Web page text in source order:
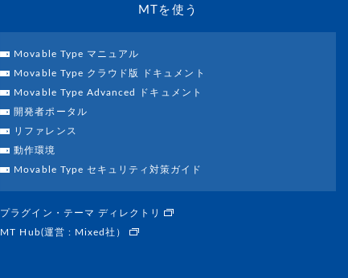
MTを使う
Movable Type マニュアル
Movable Type クラウド版 ドキュメント
Movable Type Advanced ドキュメント
開発者ポータル
リファレンス
動作環境
Movable Type セキュリティ対策ガイド
プラグイン・テーマ ディレクトリ
MT Hub(運営 : Mixed社）